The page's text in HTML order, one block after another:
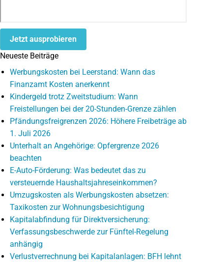
Jetzt ausprobieren
Neueste Beiträge
Werbungskosten bei Leerstand: Wann das
Finanzamt Kosten anerkennt
Kindergeld trotz Zweitstudium: Wann
Freistellungen bei der 20-Stunden-Grenze zählen
Pfändungsfreigrenzen 2026: Höhere Freibeträge ab
1. Juli 2026
Unterhalt an Angehörige: Opfergrenze 2026
beachten
E-Auto-Förderung: Was bedeutet das zu
versteuernde Haushaltsjahreseinkommen?
Umzugskosten als Werbungskosten absetzen:
Taxikosten zur Wohnungsbesichtigung
Kapitalabfindung für Direktversicherung:
Verfassungsbeschwerde zur Fünftel-Regelung
anhängig
Verlustverrechnung bei Kapitalanlagen: BFH lehnt